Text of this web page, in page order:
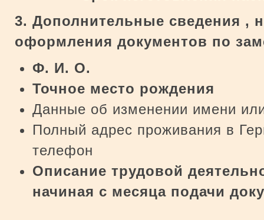
3. Дополнительные сведения ,
оформления документов по
Ф. И. О.
Точное место рождения
Данные об изменении имени
Полный адрес проживания в
телефон
Описание трудовой
начиная с месяца подачи